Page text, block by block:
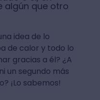
algún que otro
idea de lo
de calor y todo lo
gracias a él? ¿A
un segundo más
¡Lo sabemos!